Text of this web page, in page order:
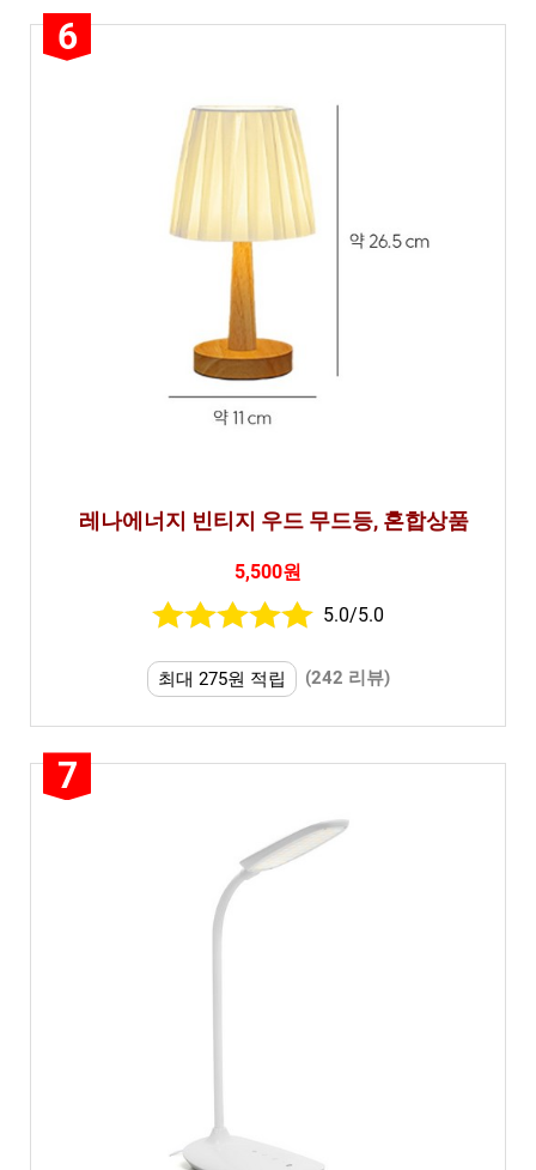
6
레나에너지 빈티지 우드 무드등, 혼합상품
5,500원
5.0/5.0
최대 275원 적립 (242 리뷰)
7